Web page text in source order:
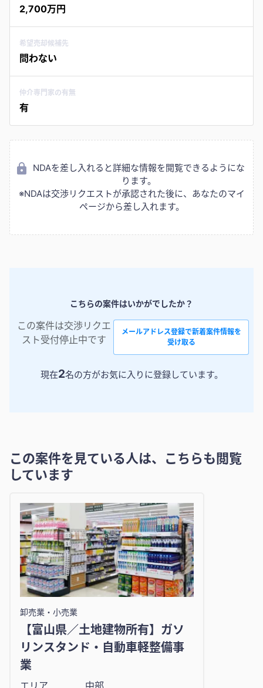
2,700万円
希望売却候補先
問わない
仲介専門家の有無
有
NDAを差し入れると詳細な情報を閲覧できるようにな
ります。
※NDAは交渉リクエストが承認された後に、あなたのマイ
ページから差し入れます。
こちらの案件はいかがでしたか？
この案件は交渉リクエ
スト受付停止中です
メールアドレス登録で新着案件情報を
受け取る
現在2名の方がお気に入りに登録しています。
この案件を見ている人は、こちらも閲覧
しています
卸売業・小売業
【富山県／土地建物所有】ガソ
リンスタンド・自動車軽整備事
業
エリア
中部